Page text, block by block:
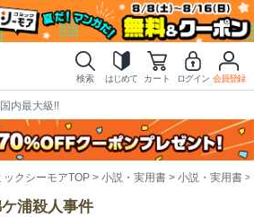
検索 はじめて カート ログイン 会員登録
内最大級!!
クシーモアTOP 小説・実用書 小説・実用書
浦殺人事件